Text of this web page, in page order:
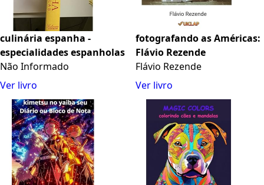
culinária espanha -
especialidades espanholas
Não Informado
Ver livro
fotografando as Américas:
Flávio Rezende
Flávio Rezende
Ver livro